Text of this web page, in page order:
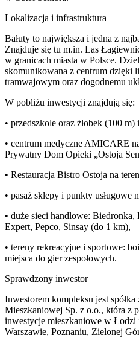
Lokalizacja i infrastruktura
Bałuty to największa i jedna z
Znajduje się tu m.in. Las
w granicach miasta w Polsce.
skomunikowana z centrum dzięki
tramwajowym oraz dogodnemu
W pobliżu inwestycji znajdują się:
• przedszkole oraz żłobek (100 m)
• centrum medyczne AMICARE
Prywatny Dom Opieki „Ostoja
• Restauracja Bistro Ostoja na
• pasaż sklepy i punkty usługowe
• duże sieci handlowe:
Expert, Pepco, Sinsay (do 1 km),
• tereny rekreacyjne i sportowe:
miejsca do gier zespołowych.
Sprawdzony inwestor
Inwestorem kompleksu jest
Mieszkaniowej Sp. z o.o., która z
inwestycje mieszkaniowe w
Warszawie, Poznaniu, Zielonej